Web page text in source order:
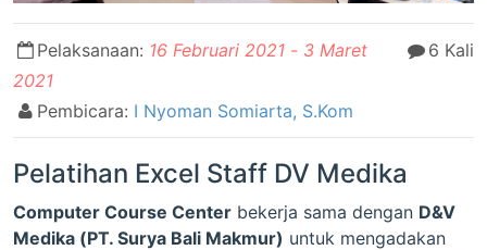
Pelaksanaan: 16 Februari 2021 - 3 Maret
2021
Pembicara: I Nyoman Somiarta, S.Kom
6 Kali
Pelatihan Excel Staff DV Medika
Computer Course Center bekerja sama dengan D&V
Medika (PT. Surya Bali Makmur) untuk mengadakan